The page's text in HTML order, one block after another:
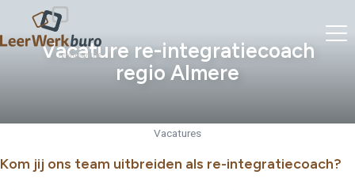
Vacature re-integratiecoach
regio Almere
Vacatures
Kom jij ons team uitbreiden als re-integratiecoach?